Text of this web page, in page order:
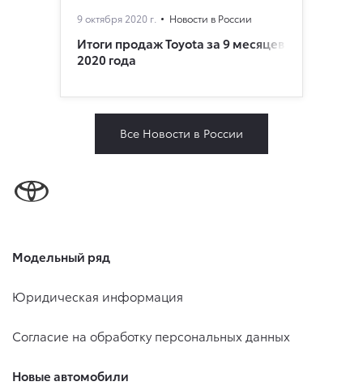
9 октября 2020 г. Новости в России
Итоги продаж Toyota за 9 месяцев
2020 года
Все Новости в России
Модельный ряд
Юридическая информация
Согласие на обработку персональных данных
Новые автомобили